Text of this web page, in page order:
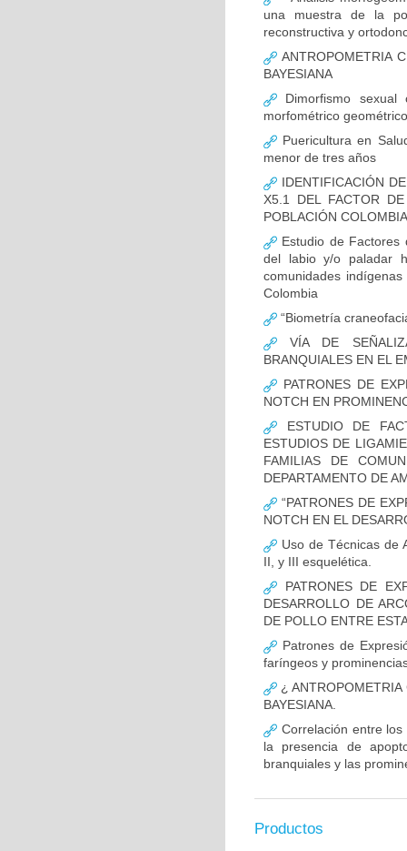
una muestra de la
reconstructiva y
ANTROPOMETRIA
BAYESIANA
Dimorfismo sexual
morfométrico
Puericultura en
menor de tres años
IDENTIFICACIÓN
X5.1 DEL FACTOR
POBLACIÓN
Estudio de Factores
del labio y/o paladar
comunidades
Colombia
“Biometría
VÍA DE
BRANQUIALES EN EL
PATRONES DE
NOTCH EN
ESTUDIO DE
ESTUDIOS DE
FAMILIAS DE
DEPARTAMENTO DE
“PATRONES DE
NOTCH EN EL
Uso de Técnicas de
II, y III esquelética.
PATRONES DE
DESARROLLO DE
DE POLLO ENTRE
Patrones de
faríngeos y
¿ ANTROPOMETRIA
BAYESIANA.
Correlación entre
la presencia de
branquiales y las
Productos